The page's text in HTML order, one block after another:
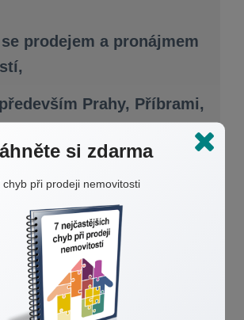
prodejem a pronájmem
Prahy, Příbrami,
prostor a objektů.
jen právního servisu,
poradenství,
ceny pro dědické řízení
si zdarma
chyb při prodeji nemovitosti